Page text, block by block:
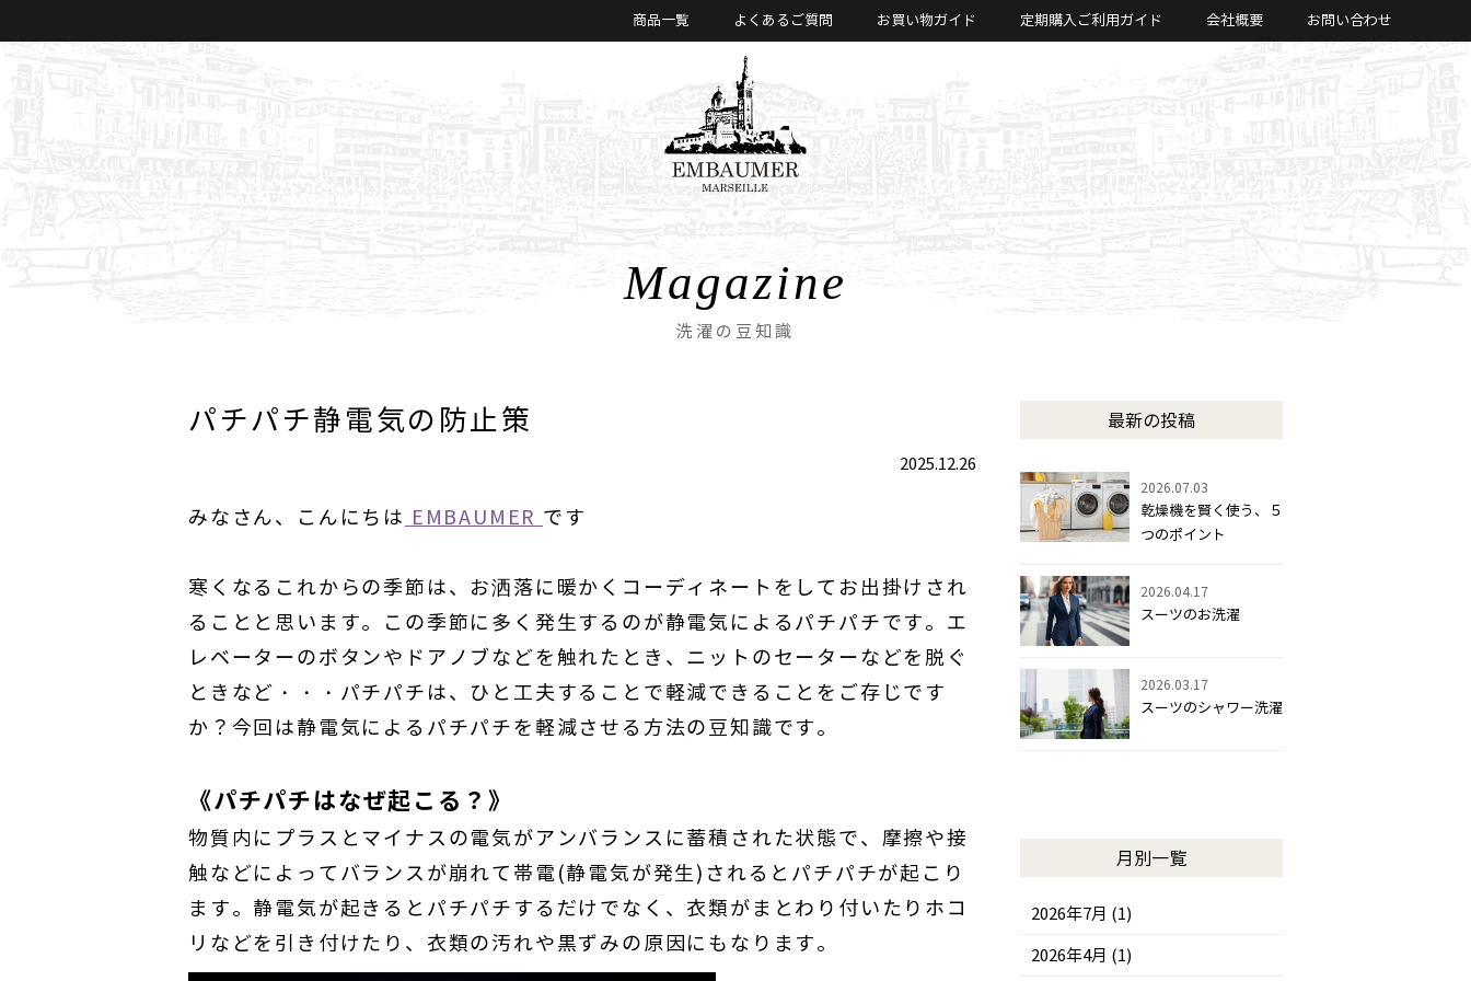
商品一覧 よくあるご質問 お買い物ガイド 定期購入ご利用ガイド 会社概要 お問い合わせ
Magazine
洗濯の豆知識
パチパチ静電気の防止策
2025.12.26
みなさん、こんにちは EMBAUMER です
寒くなるこれからの季節は、お洒落に暖かくコーディネートをしてお出掛けされ
ることと思います。この季節に多く発生するのが静電気によるパチパチです。エ
レベーターのボタンやドアノブなどを触れたとき、ニットのセーターなどを脱ぐ
ときなど・・・パチパチは、ひと工夫することで軽減できることをご存じです
か？今回は静電気によるパチパチを軽減させる方法の豆知識です。
《パチパチはなぜ起こる？》
物質内にプラスとマイナスの電気がアンバランスに蓄積された状態で、摩擦や接
触などによってバランスが崩れて帯電(静電気が発生)されるとパチパチが起こり
ます。静電気が起きるとパチパチするだけでなく、衣類がまとわり付いたりホコ
リなどを引き付けたり、衣類の汚れや黒ずみの原因にもなります。
最新の投稿
2026.07.03
乾燥機を賢く使う、５
つのポイント
2026.04.17
スーツのお洗濯
2026.03.17
スーツのシャワー洗濯
月別一覧
2026年7月 (1)
2026年4月 (1)